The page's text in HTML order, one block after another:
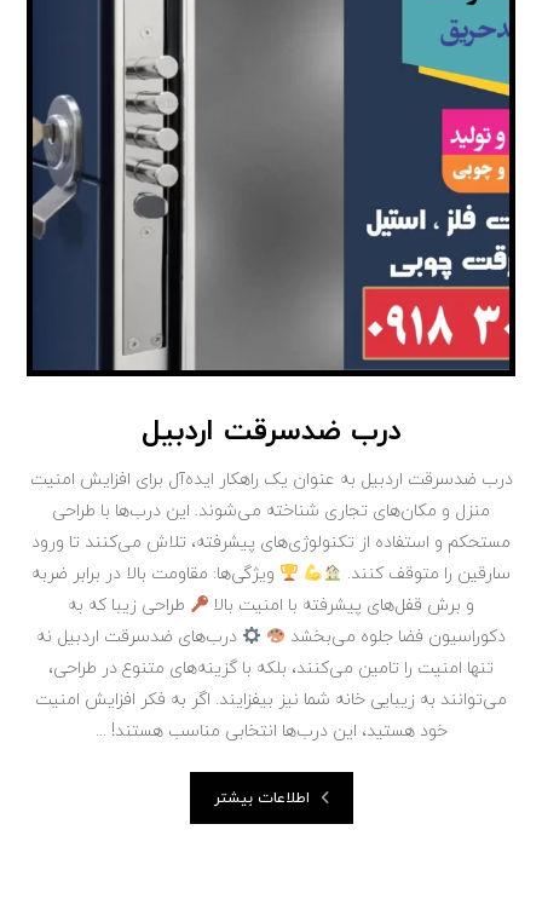
درب ضدسرقت اردبیل
درب‌ ضدسرقت اردبیل به عنوان یک راهکار ایده‌آل برای افزایش امنیت
منزل و مکان‌های تجاری شناخته می‌شوند. این درب‌ها با طراحی
مستحکم و استفاده از تکنولوژی‌های پیشرفته، تلاش می‌کنند تا ورود
سارقین را متوقف کنند.
ویژگی‌ها: مقاومت بالا در برابر ضربه
و برش قفل‌های پیشرفته با امنیت بالا
طراحی زیبا که به
دکوراسیون فضا جلوه می‌بخشد
درب‌های ضدسرقت اردبیل نه
تنها امنیت را تامین می‌کنند، بلکه با گزینه‌های متنوع در طراحی،
می‌توانند به زیبایی خانه شما نیز بیفزایند. اگر به فکر افزایش امنیت
خود هستید، این درب‌ها انتخابی مناسب هستند! ...
اطلاعات بیشتر